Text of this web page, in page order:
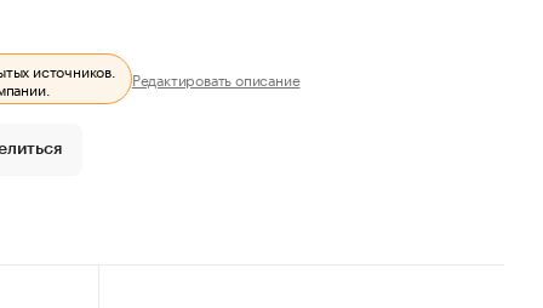
источников.
Редактировать описание